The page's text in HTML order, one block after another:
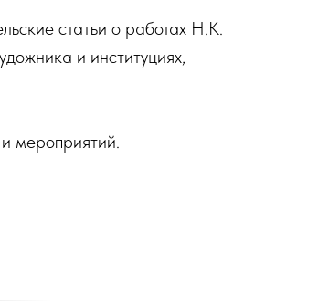
статьи о работах Н.К.
и институциях,
мероприятий.